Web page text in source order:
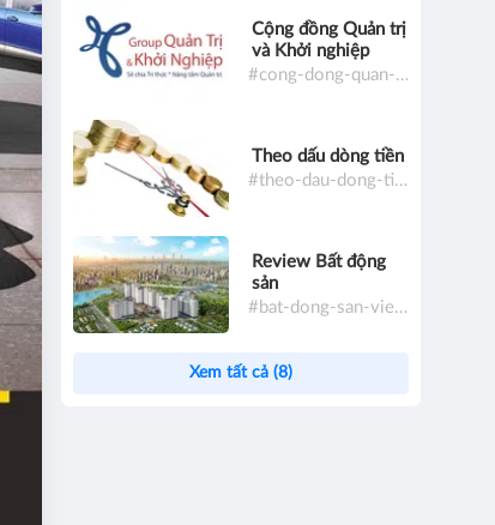
Cộng đồng Quản trị
và Khởi nghiệp
#cong-dong-quan-tri-va-khoi-nghiep
Theo dấu dòng tiền
#theo-dau-dong-tien
Review Bất động
sản
#bat-dong-san-viet-nam
Xem tất cả (8)